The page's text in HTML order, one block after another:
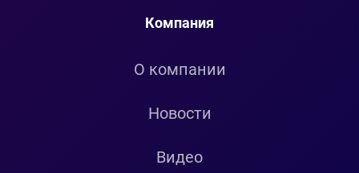
Компания
О компании
Новости
Видео